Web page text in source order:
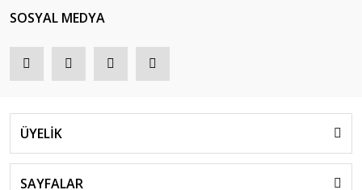
SOSYAL MEDYA
ÜYELİK
SAYFALAR